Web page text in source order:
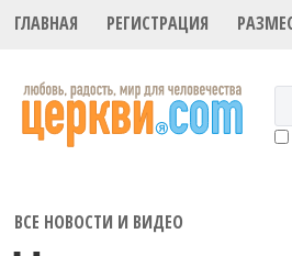
ГЛАВНАЯ РЕГИСТРАЦИЯ
ВСЕ НОВОСТИ И ВИДЕО